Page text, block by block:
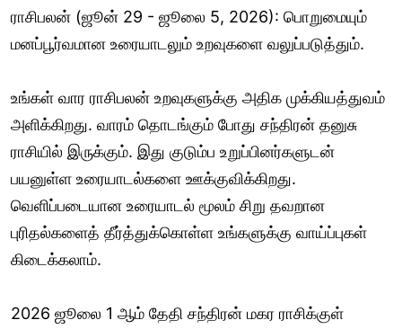
ராசிபலன் (ஜூன் 29 - ஜூலை 5, 2026): பொறுமையும்
மனப்பூர்வமான உரையாடலும் உறவுகளை வலுப்படுத்தும்.
உங்கள் வார ராசிபலன் உறவுகளுக்கு அதிக முக்கியத்துவம்
அளிக்கிறது. வாரம் தொடங்கும் போது சந்திரன் தனுசு
ராசியில் இருக்கும். இது குடும்ப உறுப்பினர்களுடன்
பயனுள்ள உரையாடல்களை ஊக்குவிக்கிறது.
வெளிப்படையான உரையாடல் மூலம் சிறு தவறான
புரிதல்களைத் தீர்த்துக்கொள்ள உங்களுக்கு வாய்ப்புகள்
கிடைக்கலாம்.
2026 ஜூலை 1 ஆம் தேதி சந்திரன் மகர ராசிக்குள்